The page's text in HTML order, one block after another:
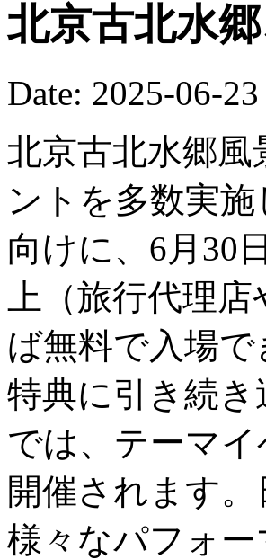
北京古北水
Date: 2025-06-23
北京古北水郷
ントを多数実
向けに、6月30
上（旅行代理
ば無料で入場
特典に引き続き
では、テーマ
開催されます
様々なパフォ